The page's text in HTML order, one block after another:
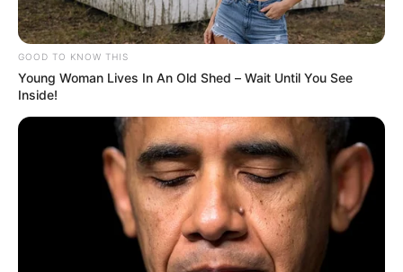
GOOD TO KNOW THIS
Young Woman Lives In An Old Shed – Wait Until You See
Inside!